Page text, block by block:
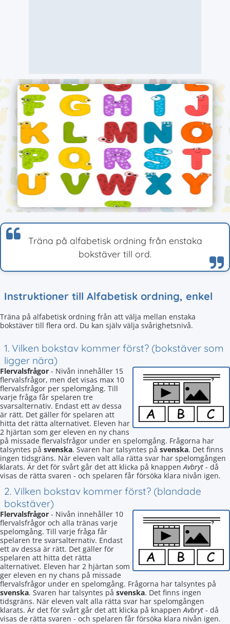
Träna på alfabetisk ordning från enstaka
bokstäver till ord.
Instruktioner till Alfabetisk ordning, enkel
Träna på alfabetisk ordning från att välja mellan enstaka
bokstäver till flera ord. Du kan själv välja svårighetsnivå.
1. Vilken bokstav kommer först? (bokstäver som
ligger nära)
Flervalsfrågor - Nivån innehåller 15
flervalsfrågor, men det visas max 10
flervalsfrågor per spelomgång. Till
varje fråga får spelaren tre
svarsalternativ. Endast ett av dessa
är rätt. Det gäller för spelaren att
hitta det rätta alternativet. Eleven har
2 hjärtan som ger eleven en ny chans
på missade flervalsfrågor under en spelomgång. Frågorna har
talsyntes på svenska. Svaren har talsyntes på svenska. Det finns
ingen tidsgräns. När eleven valt alla rätta svar har spelomgången
klarats. Är det för svårt går det att klicka på knappenAvbryt - då
visas de rätta svaren - och spelaren får försöka klara nivån igen.
2. Vilken bokstav kommer först? (blandade
bokstäver)
Flervalsfrågor - Nivån innehåller 10
flervalsfrågor och alla tränas varje
spelomgång. Till varje fråga får
spelaren tre svarsalternativ. Endast
ett av dessa är rätt. Det gäller för
spelaren att hitta det rätta
alternativet. Eleven har 2 hjärtan som
ger eleven en ny chans på missade
flervalsfrågor under en spelomgång. Frågorna har talsyntes på
svenska. Svaren har talsyntes på svenska. Det finns ingen
tidsgräns. När eleven valt alla rätta svar har spelomgången
klarats. Är det för svårt går det att klicka på knappenAvbryt - då
visas de rätta svaren - och spelaren får försöka klara nivån igen.